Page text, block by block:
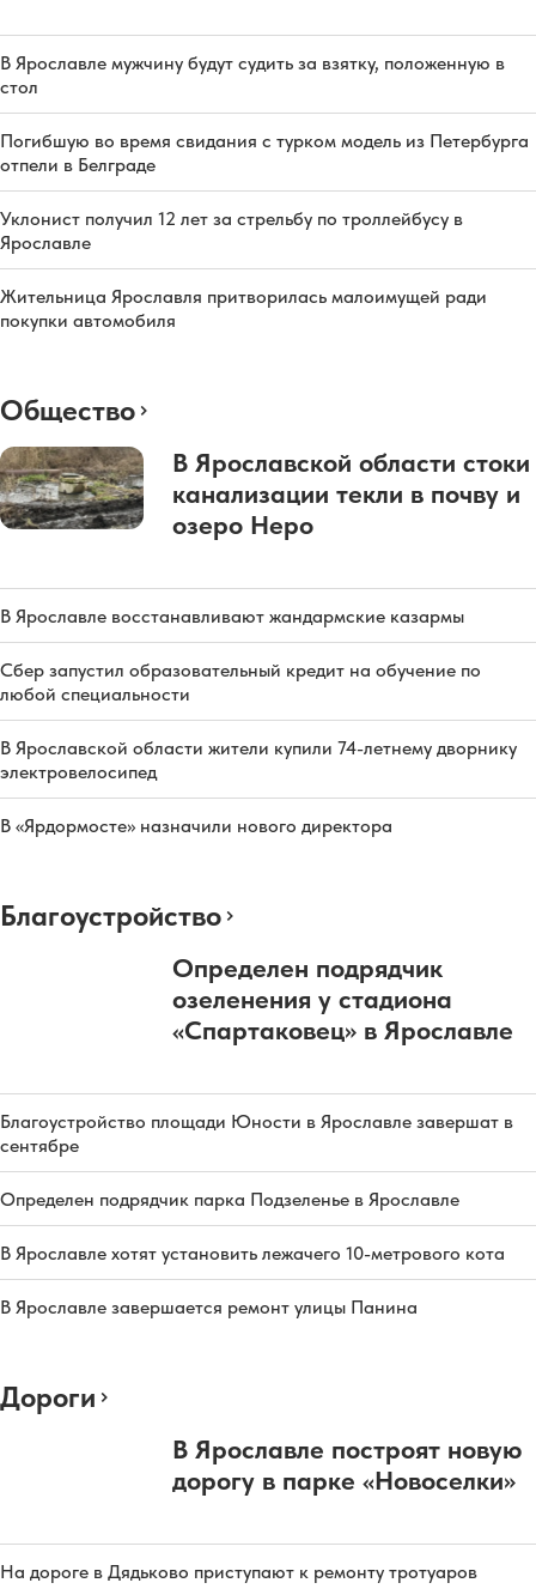
В Ярославле мужчину будут судить за взятку, положенную в
стол
Погибшую во время свидания с турком модель из Петербурга
отпели в Белграде
Уклонист получил 12 лет за стрельбу по троллейбусу в
Ярославле
Жительница Ярославля притворилась малоимущей ради
покупки автомобиля
Общество
В Ярославской области стоки
канализации текли в почву и
озеро Неро
В Ярославле восстанавливают жандармские казармы
Сбер запустил образовательный кредит на обучение по
любой специальности
В Ярославской области жители купили 74-летнему дворнику
электровелосипед
В «Ярдормосте» назначили нового директора
Благоустройство
Определен подрядчик
озеленения у стадиона
«Спартаковец» в Ярославле
Благоустройство площади Юности в Ярославле завершат в
сентябре
Определен подрядчик парка Подзеленье в Ярославле
В Ярославле хотят установить лежачего 10-метрового кота
В Ярославле завершается ремонт улицы Панина
Дороги
В Ярославле построят новую
дорогу в парке «Новоселки»
На дороге в Дядьково приступают к ремонту тротуаров